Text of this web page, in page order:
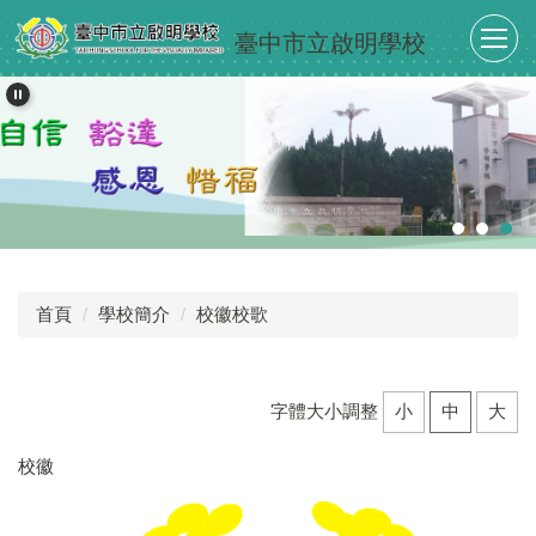
跳
到
主
要
內
容
區
臺中市立啟明學校
首頁 學校簡介 校徽校歌
字體大小調整 小 中 大
校徽